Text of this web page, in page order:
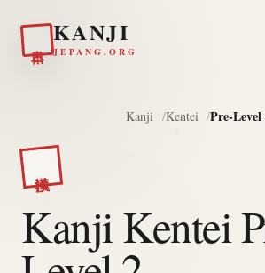
KANJI
JEPANG.ORG
Kanji Kentei Pre-Level
Kanji Kentei